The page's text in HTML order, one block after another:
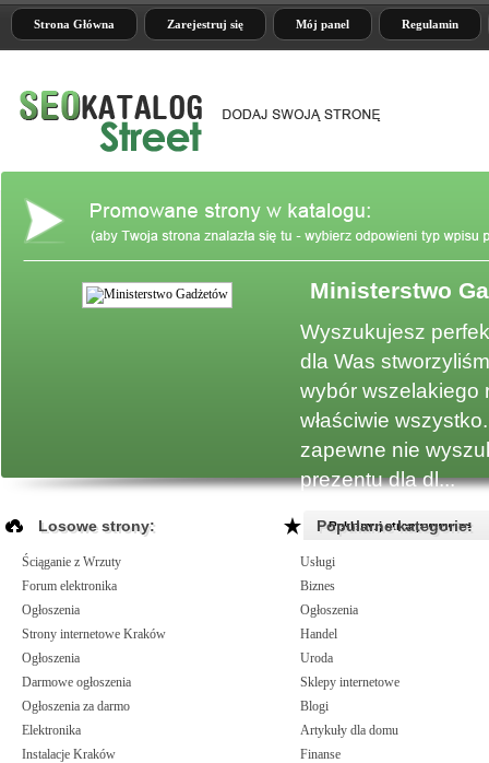
Strona Główna Zarejestruj się Mój panel Regulamin
Ministerstwo
Wyszukujesz
dla Was
wybór wszelakiego
właściwie
zapewne nie
prezentu dla dl...
Reklamuj strony www >>
Losowe strony:
Ściąganie z Wrzuty
Forum elektronika
Ogłoszenia
Strony internetowe Kraków
Ogłoszenia
Darmowe ogłoszenia
Ogłoszenia za darmo
Elektronika
Instalacje Kraków
Popularne kategorie:
Usługi
Biznes
Ogłoszenia
Handel
Uroda
Sklepy internetowe
Blogi
Artykuły dla domu
Finanse